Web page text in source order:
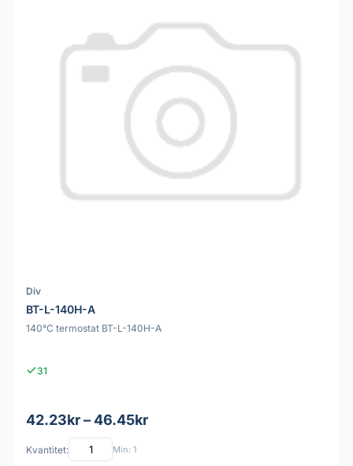
Div
BT-L-140H-A
140°C termostat BT-L-140H-A
31
42.23kr – 46.45kr
Kvantitet: Min: 1